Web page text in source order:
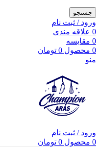
جستجو
ورود / ثبت نام
0 علاقه مندی
0 مقایسه
0 محصول 0 تومان
منو
ورود / ثبت نام
0 محصول 0 تومان